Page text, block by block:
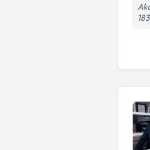
183